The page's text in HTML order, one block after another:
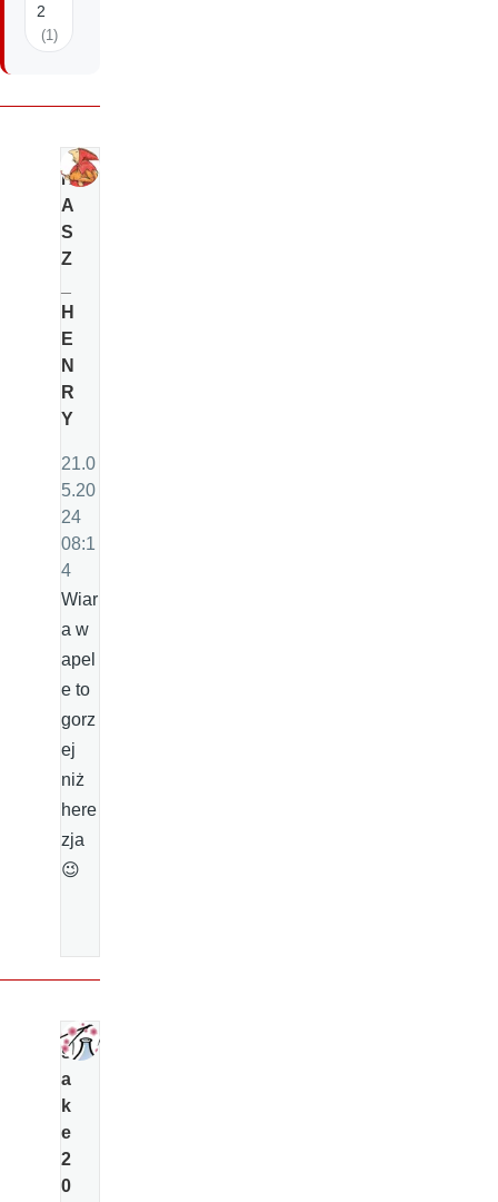
2
(1)
N
A
S
Z
H
E
N
R
Y
21.0
5.20
24
08:1
4
Wiar
a w
apel
e to
gorz
ej
niż
here
zja
😉
s
a
k
e
2
0